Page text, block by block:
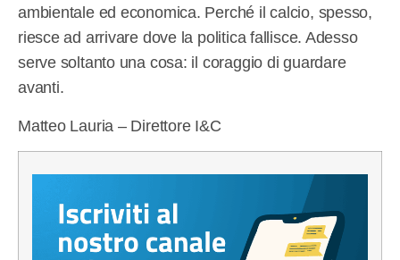
ambientale ed economica. Perché il calcio, spesso,
riesce ad arrivare dove la politica fallisce. Adesso
serve soltanto una cosa: il coraggio di guardare
avanti.
Matteo Lauria – Direttore I&C